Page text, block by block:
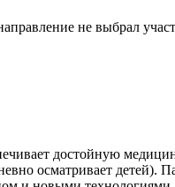
не выбрал
достойную
осматривает детей).